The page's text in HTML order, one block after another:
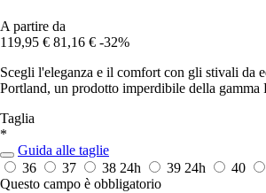
A partire da
119,95 € 81,16 € -32%
Scegli l'eleganza e il comfort con gli stivali da
Portland, un prodotto imperdibile della gamma
Taglia
*
Guida alle taglie
36
37 38 24h 39 24h 40
Questo campo è obbligatorio